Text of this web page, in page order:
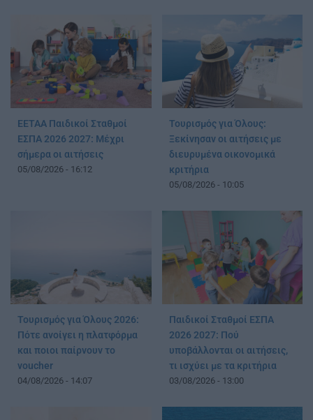
ΕΕΤΑΑ Παιδικοί Σταθμοί
ΕΣΠΑ 2026 2027: Μέχρι
σήμερα οι αιτήσεις
05/08/2026 - 16:12
Τουρισμός για Όλους:
Ξεκίνησαν οι αιτήσεις με
διευρυμένα οικονομικά
κριτήρια
05/08/2026 - 10:05
Τουρισμός για Όλους 2026:
Πότε ανοίγει η πλατφόρμα
και ποιοι παίρνουν το
voucher
04/08/2026 - 14:07
Παιδικοί Σταθμοί ΕΣΠΑ
2026 2027: Πού
υποβάλλονται οι αιτήσεις,
τι ισχύει με τα κριτήρια
03/08/2026 - 13:00